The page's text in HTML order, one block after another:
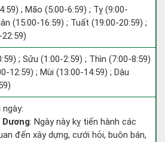
; Mão (5:00-6:59) ; Tỵ (9:00-
(15:00-16:59) ; Tuất (19:00-20:59) ;
; Sửu (1:00-2:59) ; Thìn (7:00-8:59)
12:59) ; Mùi (13:00-14:59) ; Dậu
: Ngày này kỵ tiến hành các
đến xây dựng, cưới hỏi, buôn bán,